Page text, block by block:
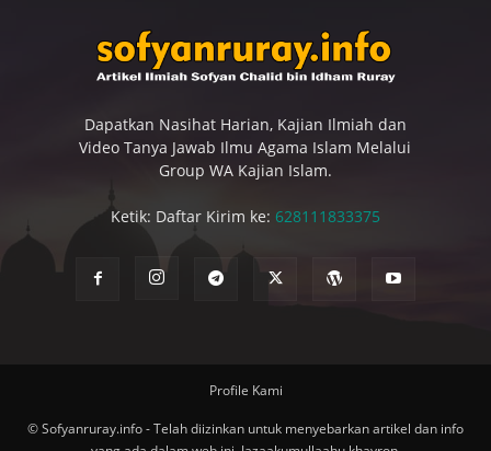
Dapatkan Nasihat Harian, Kajian Ilmiah dan
Video Tanya Jawab Ilmu Agama Islam Melalui
Group WA Kajian Islam.
Ketik: Daftar Kirim ke: 628111833375
Profile Kami
© Sofyanruray.info - Telah diizinkan untuk menyebarkan artikel dan info